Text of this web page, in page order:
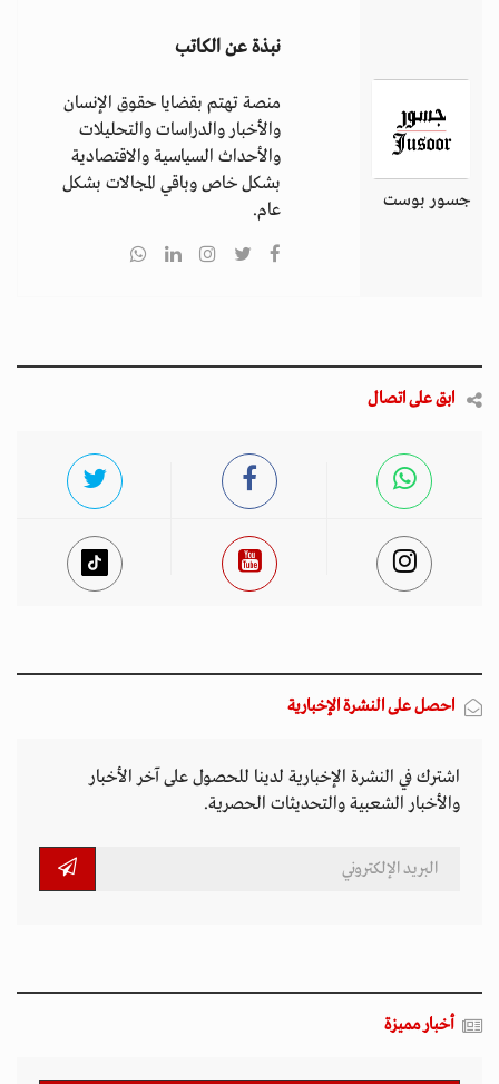
جسور بوست
نبذة عن الكاتب
منصة تهتم بقضايا حقوق الإنسان
والأخبار والدراسات والتحليلات
والأحداث السياسية والاقتصادية
بشكل خاص وباقي المجالات بشكل
عام.
ابق على اتصال
احصل على النشرة الإخبارية
اشترك في النشرة الإخبارية لدينا للحصول على آخر الأخبار
والأخبار الشعبية والتحديثات الحصرية.
أخبار مميزة